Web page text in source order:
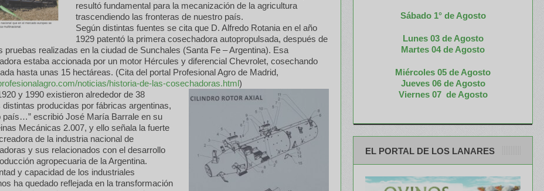
resultó fundamental para la mecanización de la agricultura
trascendiendo las fronteras de nuestro país.
Según distintas fuentes se cita que D. Alfredo Rotania en el año
1929 patentó la primera cosechadora autopropulsada, después de
pruebas realizadas en la ciudad de Sunchales (Santa Fe – Argentina). Esa
estaba accionada por un motor Hércules y diferencial Chevrolet, cosechando
hasta unas 15 hectáreas. (Cita del portal Profesional Agro de Madrid,
noticias/historia-de-las-cosechadoras.html)
y 1990 existieron alrededor de 38
distintas producidas por fábricas argentinas,
país…” escribió José María Barrale en su
Mecánicas 2.007, y ello señala la fuerte
de la industria nacional de
y sus relacionados con el desarrollo
agropecuaria de la Argentina.
y capacidad de los industriales
ha quedado reflejada en la transformación
Sábado 1° de Agosto
Lunes 03 de Agosto
Martes 04 de Agosto
Miércoles 05 de Agosto
Jueves 06 de Agosto
Viernes 07 de Agosto
EL PORTAL DE LOS LANARES